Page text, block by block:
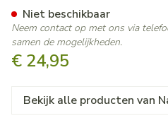
€ 24,95
Niet beschikbaar
Neem contact op met ons via
samen de mogelijkheden.
Bekijk alle producten van